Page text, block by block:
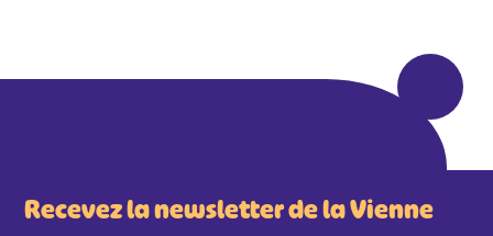
Recevez la newsletter de la Vienne